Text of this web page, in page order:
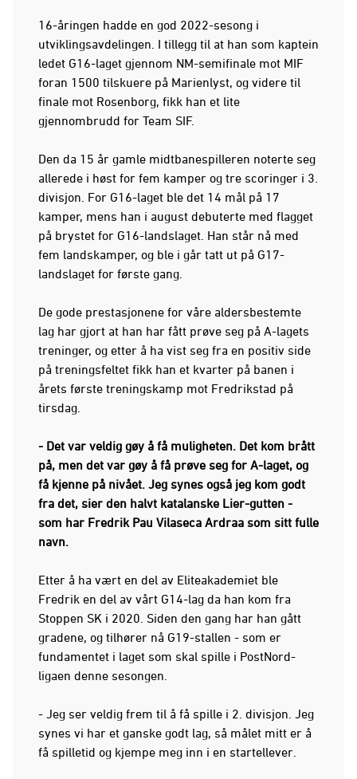
16-åringen hadde en god 2022-sesong i
utviklingsavdelingen. I tillegg til at han som kaptein
ledet G16-laget gjennom NM-semifinale mot MIF
foran 1500 tilskuere på Marienlyst, og videre til
finale mot Rosenborg, fikk han et lite
gjennombrudd for Team SIF.
Den da 15 år gamle midtbanespilleren noterte seg
allerede i høst for fem kamper og tre scoringer i 3.
divisjon. For G16-laget ble det 14 mål på 17
kamper, mens han i august debuterte med flagget
på brystet for G16-landslaget. Han står nå med
fem landskamper, og ble i går tatt ut på G17-
landslaget for første gang.
De gode prestasjonene for våre aldersbestemte
lag har gjort at han har fått prøve seg på A-lagets
treninger, og etter å ha vist seg fra en positiv side
på treningsfeltet fikk han et kvarter på banen i
årets første treningskamp mot Fredrikstad på
tirsdag.
- Det var veldig gøy å få muligheten. Det kom brått
på, men det var gøy å få prøve seg for A-laget, og
få kjenne på nivået. Jeg synes også jeg kom godt
fra det, sier den halvt katalanske Lier-gutten -
som har Fredrik Pau Vilaseca Ardraa som sitt fulle
navn.
Etter å ha vært en del av Eliteakademiet ble
Fredrik en del av vårt G14-lag da han kom fra
Stoppen SK i 2020. Siden den gang har han gått
gradene, og tilhører nå G19-stallen - som er
fundamentet i laget som skal spille i PostNord-
ligaen denne sesongen.
- Jeg ser veldig frem til å få spille i 2. divisjon. Jeg
synes vi har et ganske godt lag, så målet mitt er å
få spilletid og kjempe meg inn i en startellever.